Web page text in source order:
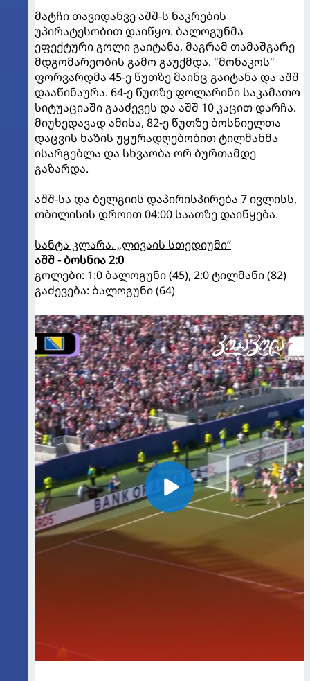
მატჩი თავიდანვე აშშ-ს ნაკრების
უპირატესობით დაიწყო. ბალოგუნმა
ეფექტური გოლი გაიტანა, მაგრამ თამაშგარე
მდგომარეობის გამო გაუქმდა. "მონაკოს"
ფორვარდმა 45-ე წუთზე მაინც გაიტანა და აშშ
დააწინაურა. 64-ე წუთზე ფოლარინი საკამათო
სიტუაციაში გააძევეს და აშშ 10 კაცით დარჩა.
მიუხედავად ამისა, 82-ე წუთზე ბოსნიელთა
დაცვის ხაზის უყურადღებობით ტილმანმა
ისარგებლა და სხვაობა ორ ბურთამდე
გაზარდა.
აშშ-სა და ბელგიის დაპირისპირება 7 ივლისს,
თბილისის დროით 04:00 საათზე დაიწყება.
სანტა კლარა. „ლივაის სთედიუმი“
აშშ - ბოსნია 2:0
გოლები: 1:0 ბალოგუნი (45), 2:0 ტილმანი (82)
გაძევება: ბალოგუნი (64)